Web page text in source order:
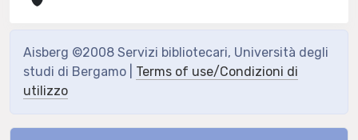
Aisberg ©2008 Servizi bibliotecari, Università degli
studi di Bergamo | Terms of use/Condizioni di
utilizzo